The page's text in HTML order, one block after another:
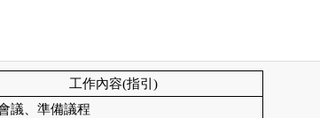
工作內容(指引 )
議、準備議程